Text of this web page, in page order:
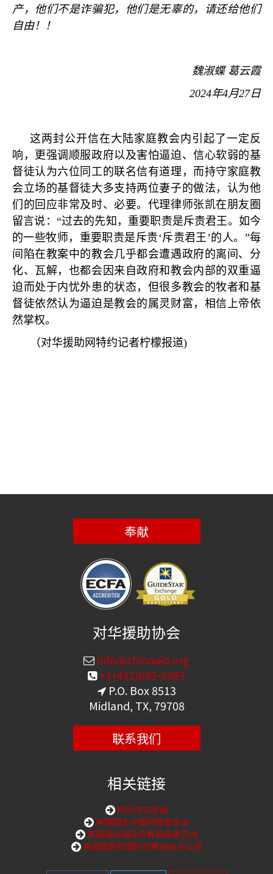
产，他们不是诈骗犯，他们是无辜的，请还给他们
自由！！
魏淑蝶 葛云霞
2024年4月27日
这两封公开信在大陆家庭教会内引起了一定反
响，更强调顺服政府以及害怕逼迫、信心软弱的基
督徒认为六位同工的联名信有道理，而持守家庭教
会立场的基督徒大多支持两位妻子的做法，认为他
们的回应非常及时、必要。代理律师张凯在朋友圈
留言说： “过去的先知，重要职责是斥责君王。如今
的一些牧师，重要职责是斥责‘斥责君王’的人。 ”每
间陷在教案中的教会几乎都会遭遇政府的离间、分
化、瓦解，也都会因来自政府和教会内部的双重逼
迫而处于内忧外患的状态，但很多教会的牧者和基
督徒依然认为逼迫是教会的属灵财富，相信上帝依
然掌权。
（对华援助网特约记者柠檬报道)
奉献
对华援助协会
info@chinaaid.org
+1(432)689-6985
P.O. Box 8513
Midland, TX, 79708
联系我们
相关链接
购买中文圣经
美国国会中国问题委员会
美国国会国际宗教自由委员会
美国国务院国际宗教自由办公室